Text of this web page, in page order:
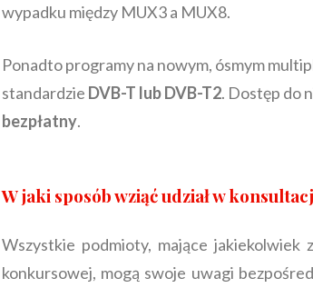
wypadku między MUX3 a MUX8.
Ponadto programy na nowym, ósmym
standardzie DVB-T lub DVB-T2. Dostęp do
bezpłatny.
W jaki sposób wziąć udział w
Wszystkie podmioty, mające
konkursowej, mogą swoje uwagi